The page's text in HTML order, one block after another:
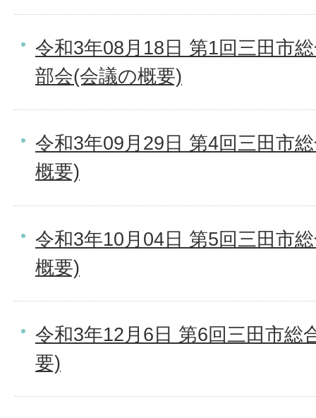
令和3年08月18日 第1回三田市
部会(会議の概要)
令和3年09月29日 第4回三田市
概要)
令和3年10月04日 第5回三田市
概要)
令和3年12月6日 第6回三田市総
要)